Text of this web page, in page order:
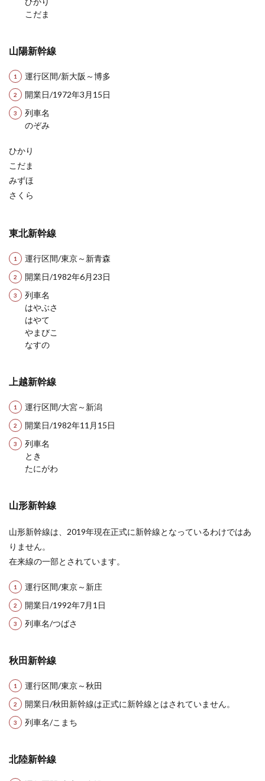
イタリア語とフランス語の難易度は？
選ぶならどっち
み間違い事故...
こだま
山陽新幹線
運行区間/新大阪～博多
開業日/1972年3月15日
列車名
のぞみ
ひかり
こだま
みずほ
さくら
東北新幹線
運行区間/東京～新青森
開業日/1982年6月23日
列車名
はやぶさ
はやて
やまびこ
なすの
上越新幹線
運行区間/大宮～新潟
開業日/1982年11月15日
列車名
とき
たにがわ
山形新幹線
山形新幹線は、2019年現在正式に新幹線となっているわけではあ
りません。
在来線の一部とされています。
運行区間/東京～新庄
開業日/1992年7月1日
列車名/つばさ
秋田新幹線
運行区間/東京～秋田
開業日/秋田新幹線は正式に新幹線とはされていません。
列車名/こまち
北陸新幹線